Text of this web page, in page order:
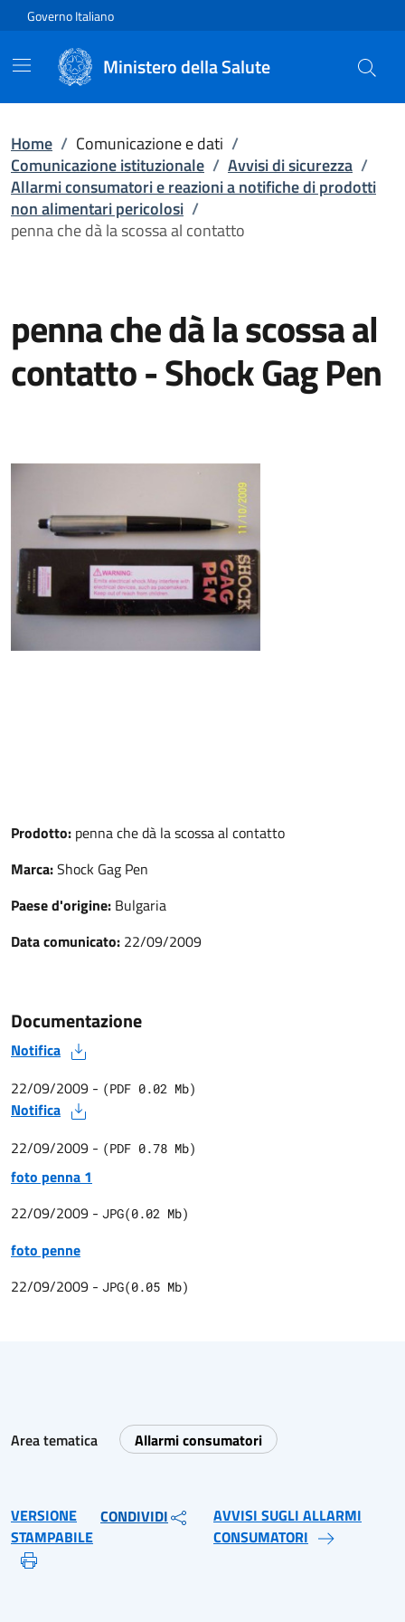
Vai direttamente al contenuto
Governo Italiano
Ministero della Salute
Home / Comunicazione e dati /
Comunicazione istituzionale / Avvisi di sicurezza /
Allarmi consumatori e reazioni a notifiche di prodotti
non alimentari pericolosi /
penna che dà la scossa al contatto
penna che dà la scossa al
contatto-Shock Gag Pen
Prodotto: penna che dà la scossa al contatto
Marca:Shock Gag Pen
Paese d'origine: Bulgaria
Data comunicato: 22/09/2009
Documentazione
Notifica
22/09/2009 - (PDF 0.02 Mb)
Notifica
22/09/2009 - (PDF 0.78 Mb)
foto penna 1
22/09/2009 - JPG(0.02 Mb)
foto penne
22/09/2009 - JPG(0.05 Mb)
Area tematica Allarmi consumatori
VERSIONE
STAMPABILE
CONDIVIDI
AVVISI SUGLI ALLARMI
CONSUMATORI